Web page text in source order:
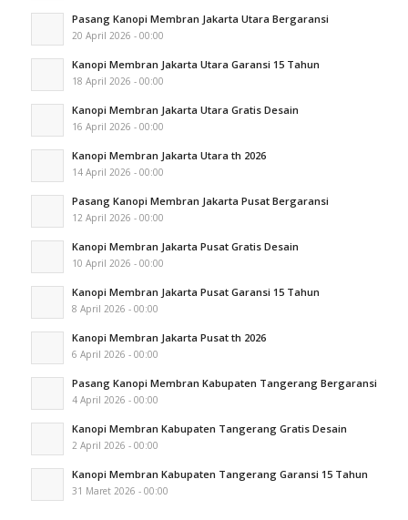
Pasang Kanopi Membran Jakarta Utara Bergaransi
20 April 2026 - 00:00
Kanopi Membran Jakarta Utara Garansi 15 Tahun
18 April 2026 - 00:00
Kanopi Membran Jakarta Utara Gratis Desain
16 April 2026 - 00:00
Kanopi Membran Jakarta Utara th 2026
14 April 2026 - 00:00
Pasang Kanopi Membran Jakarta Pusat Bergaransi
12 April 2026 - 00:00
Kanopi Membran Jakarta Pusat Gratis Desain
10 April 2026 - 00:00
Kanopi Membran Jakarta Pusat Garansi 15 Tahun
8 April 2026 - 00:00
Kanopi Membran Jakarta Pusat th 2026
6 April 2026 - 00:00
Pasang Kanopi Membran Kabupaten Tangerang Bergaransi
4 April 2026 - 00:00
Kanopi Membran Kabupaten Tangerang Gratis Desain
2 April 2026 - 00:00
Kanopi Membran Kabupaten Tangerang Garansi 15 Tahun
31 Maret 2026 - 00:00